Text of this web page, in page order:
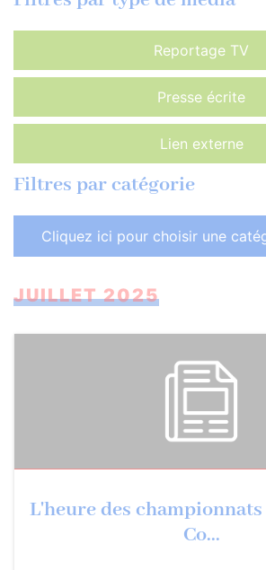
Reportage TV
Presse écrite
Lien externe
Filtres par catégorie
Cliquez ici pour choisir une
JUILLET 2025
L'heure des championnats
Co...